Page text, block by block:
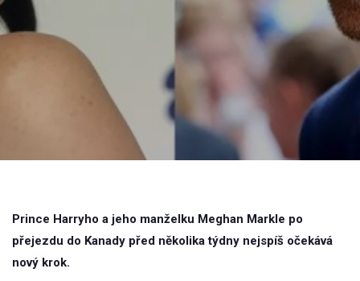
Prince Harryho a jeho manželku Meghan Markle po
přejezdu do Kanady před několika týdny nejspíš očekává
nový krok.